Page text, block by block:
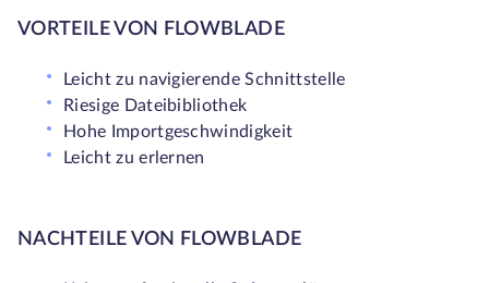
VORTEILE VON FLOWBLADE
Leicht zu navigierende Schnittstelle
Riesige Dateibibliothek
Hohe Importgeschwindigkeit
Leicht zu erlernen
NACHTEILE VON FLOWBLADE